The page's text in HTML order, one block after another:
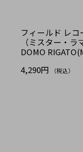
フィールド レ
（ミスター・
DOMO
4,290円
（税込）